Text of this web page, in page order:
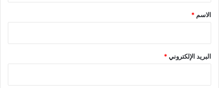
*
الاسم *
البريد الإلكتروني*